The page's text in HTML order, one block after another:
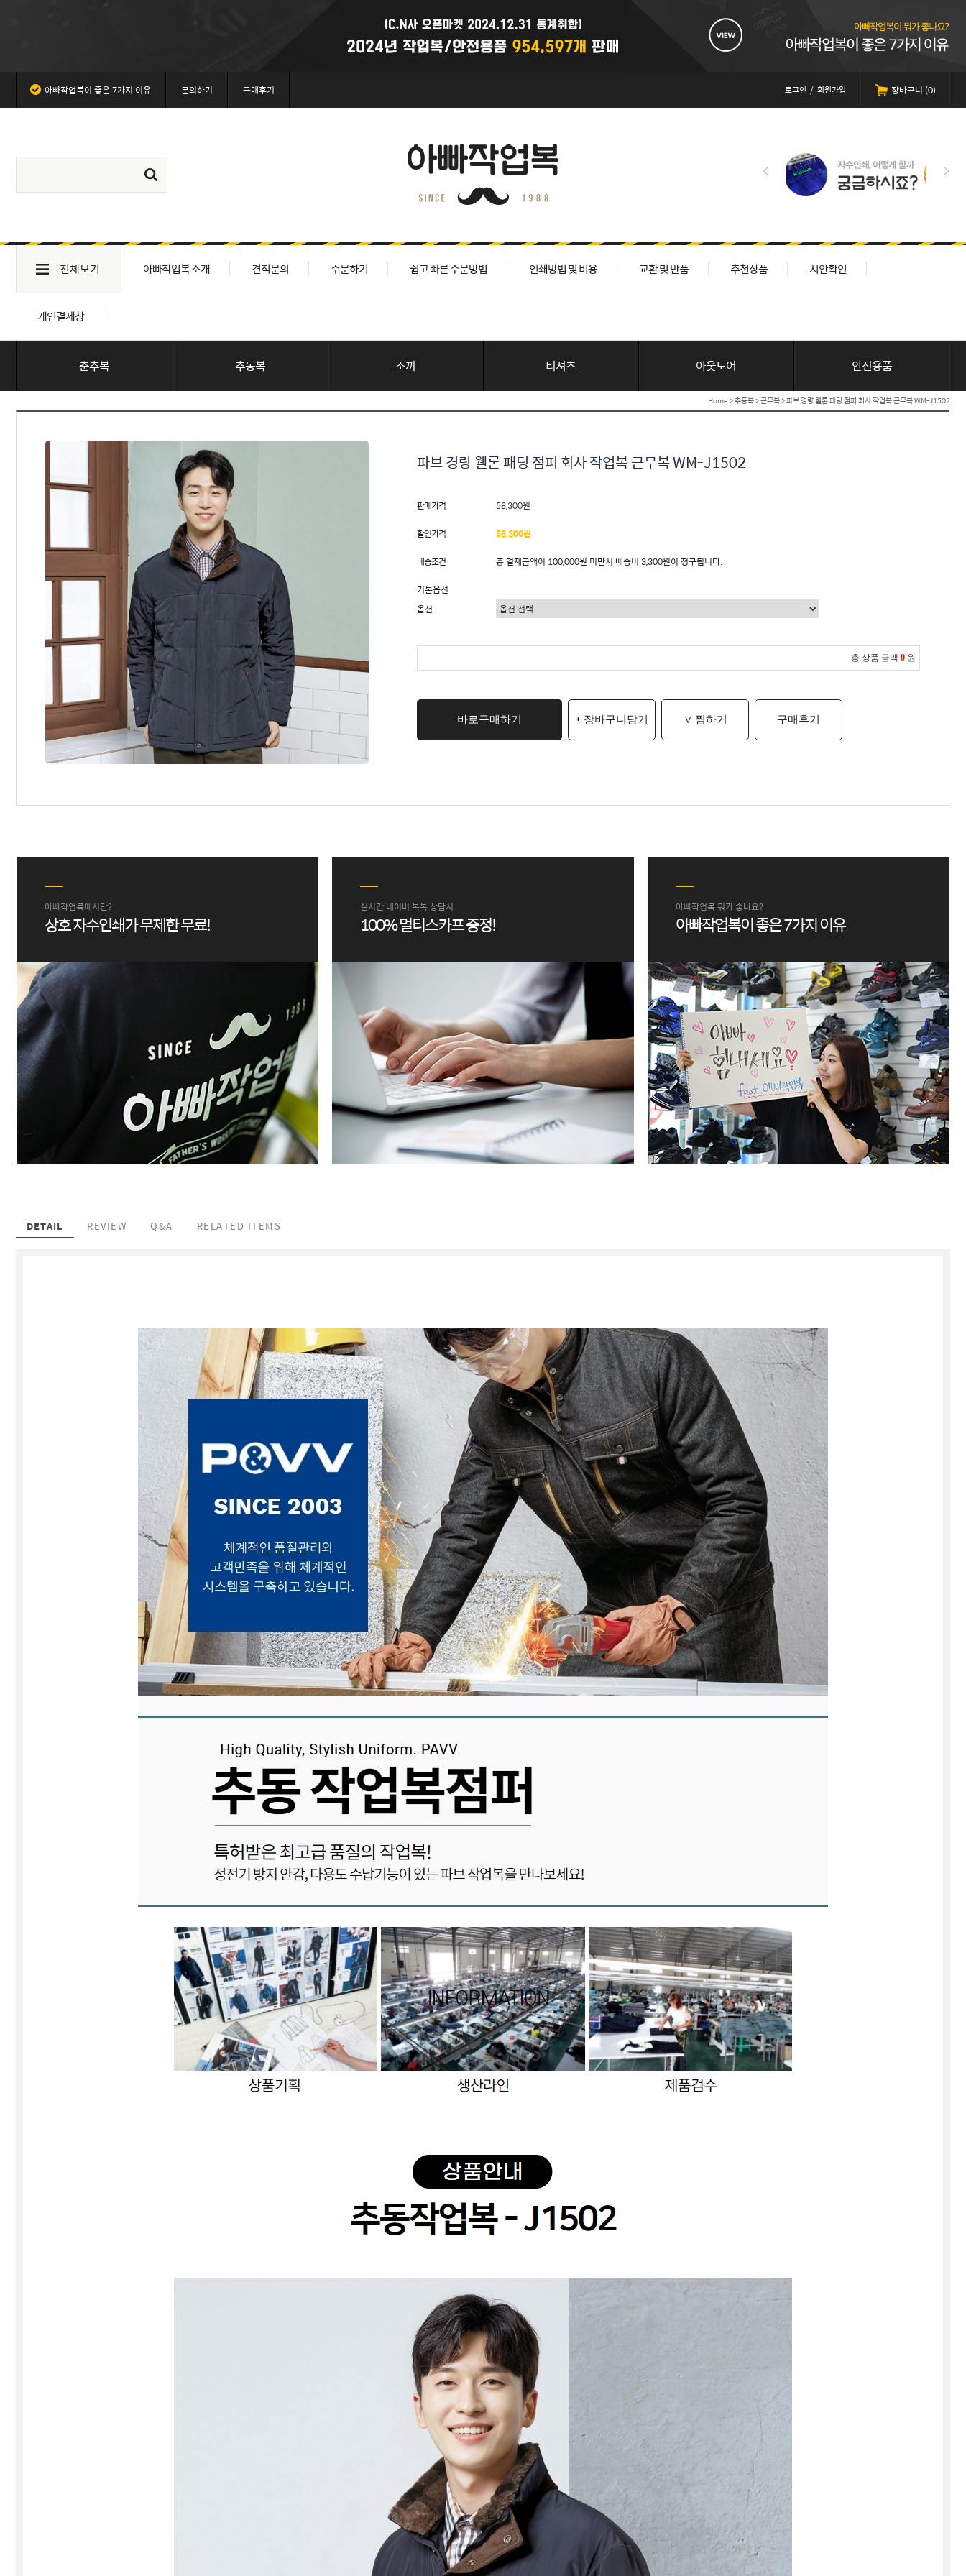
아빠작업복이 좋은 7가지 이유 문의하기 구매후기 로그인 / 회원가입 장바구니 (0)
전체보기 아빠작업복 소개 견적문의 주문하기 쉽고 빠른 주문방법 인쇄방법 및 비용 교환 및 반품 추천상품 시안확인
개인결제창
춘추복 추동복 조끼 티셔츠 아웃도어 안전용품
Home>추동복>근무복> 파브 경량 웰론 패딩 점퍼 회사 작업복 근무복 WM-J1502
파브 경량 웰론 패딩 점퍼 회사 작업복 근무복 WM-J1502
판매가격 58,300원
할인가격 58,300원
배송조건 총 결제금액이 100,000원 미만시 배송비 3,300원이 청구됩니다.
기본옵션
옵션
총 상품 금액 0 원
바로구매하기 + 장바구니담기 ∨ 찜하기 구매후기
아빠작업복에서만?
상호 자수인쇄가 무제한 무료!
실시간 네이버 톡톡 상담시
100% 멀티스카프 증정!
아빠작업복 뭐가 좋나요?
아빠작업복이 좋은 7가지 이유
DETAIL REVIEW Q&A RELATED ITEMS